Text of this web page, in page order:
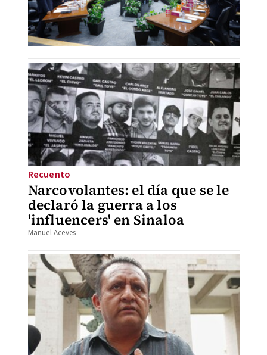
Narcovolantes: el día que se le
declaró la guerra a los
'influencers' en Sinaloa
Recuento
Manuel Aceves